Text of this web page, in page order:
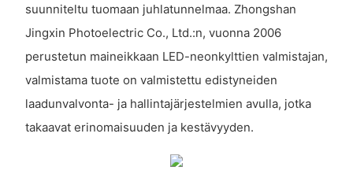
suunniteltu tuomaan juhlatunnelmaa. Zhongshan
Jingxin Photoelectric Co., Ltd.:n, vuonna 2006
perustetun maineikkaan LED-neonkylttien valmistajan,
valmistama tuote on valmistettu edistyneiden
laadunvalvonta- ja hallintajärjestelmien avulla, jotka
takaavat erinomaisuuden ja kestävyyden.